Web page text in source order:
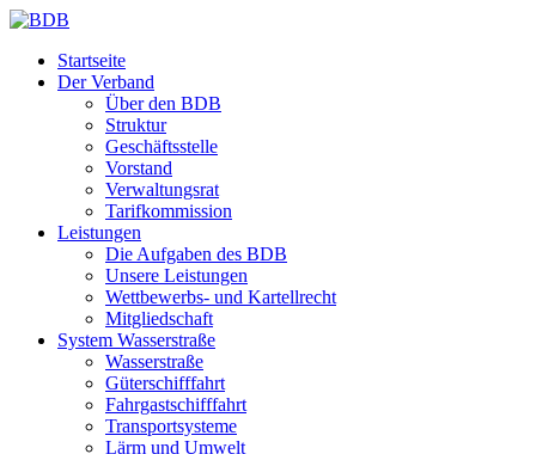
Startseite
Der Verband
Über den BDB
Struktur
Geschäftsstelle
Vorstand
Verwaltungsrat
Tarifkommission
Leistungen
Die Aufgaben des BDB
Unsere Leistungen
Wettbewerbs- und Kartellrecht
Mitgliedschaft
System Wasserstraße
Wasserstraße
Güterschifffahrt
Fahrgastschifffahrt
Transportsysteme
Lärm und Umwelt